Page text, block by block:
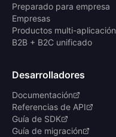
Preparado para empresa
Empresas
Productos multi-aplicación
B2B + B2C unificado
Desarrolladores
Documentación
Referencias de API
Guía de SDK
Guía de migración